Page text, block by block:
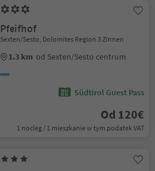
Pfeifhof
Sexten/Sesto, Dolomites Region 3 Zinnen
1.3 km od Sexten/Sesto centrum
Südtirol Guest Pass
Od 120€
1 nocleg / 1 mieszkanie w tym podatek VAT